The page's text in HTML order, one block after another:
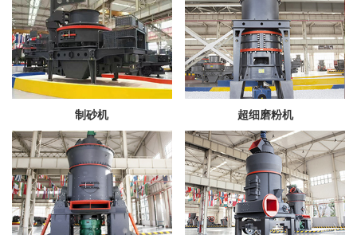
制砂机 超细磨粉机